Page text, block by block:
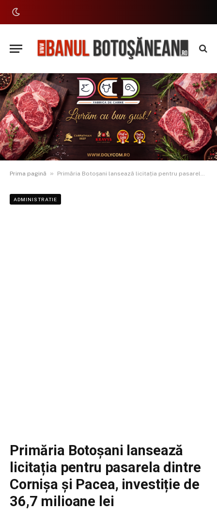
Prima pagină » Primăria Botoșani lansează licitația pentru pasarela dintre Cornișa și Pacea, investiție de 36,7 milioane lei
ADMINISTRATIE
Primăria Botoșani lansează
licitația pentru pasarela dintre
Cornișa și Pacea, investiție de
36,7 milioane lei